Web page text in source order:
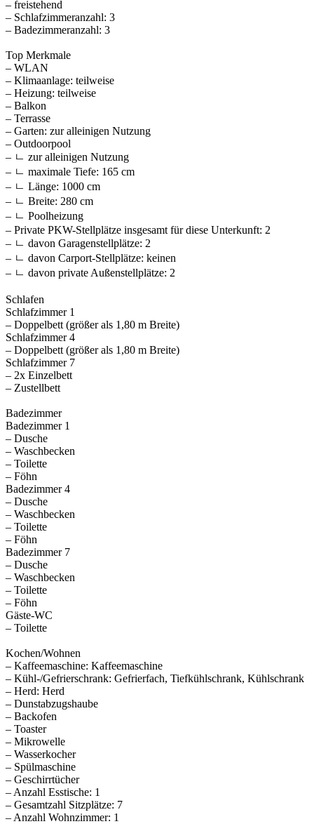
– freistehend
– Schlafzimmeranzahl: 3
– Badezimmeranzahl: 3
Top Merkmale
– WLAN
– Klimaanlage: teilweise
– Heizung: teilweise
– Balkon
– Terrasse
– Garten: zur alleinigen Nutzung
– Outdoorpool
– ㄴ zur alleinigen Nutzung
– ㄴ maximale Tiefe: 165 cm
– ㄴ Länge: 1000 cm
– ㄴ Breite: 280 cm
– ㄴ Poolheizung
– Private PKW-Stellplätze insgesamt für diese Unterkunft: 2
– ㄴ davon Garagenstellplätze: 2
– ㄴ davon Carport-Stellplätze: keinen
– ㄴ davon private Außen­stellplätze: 2
Schlafen
Schlafzimmer 1
– Doppelbett (größer als 1,80 m Breite)
Schlafzimmer 4
– Doppelbett (größer als 1,80 m Breite)
Schlafzimmer 7
– 2x Einzelbett
– Zustellbett
Badezimmer
Badezimmer 1
– Dusche
– Waschbecken
– Toilette
– Föhn
Badezimmer 4
– Dusche
– Waschbecken
– Toilette
– Föhn
Badezimmer 7
– Dusche
– Waschbecken
– Toilette
– Föhn
Gäste-WC
– Toilette
Kochen/Wohnen
– Kaffeemaschine: Kaffeemaschine
– Kühl-/Gefrierschrank: Gefrierfach, Tiefkühlschrank, Kühlschrank
– Herd: Herd
– Dunstabzugshaube
– Backofen
– Toaster
– Mikrowelle
– Wasserkocher
– Spülmaschine
– Geschirrtücher
– Anzahl Esstische: 1
– Gesamtzahl Sitzplätze: 7
– Anzahl Wohnzimmer: 1